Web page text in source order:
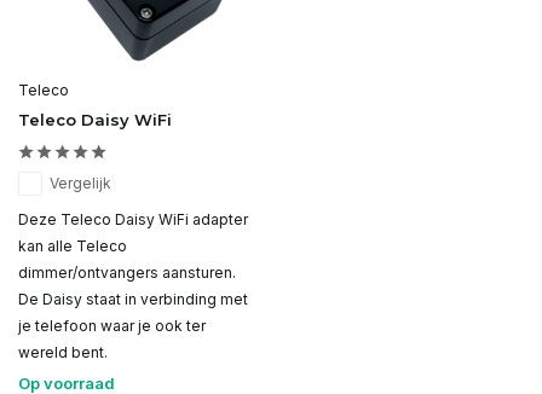
Teleco
Teleco Daisy WiFi
Vergelijk
Deze Teleco Daisy WiFi adapter
kan alle Teleco
dimmer/ontvangers aansturen.
De Daisy staat in verbinding met
je telefoon waar je ook ter
wereld bent.
Op voorraad